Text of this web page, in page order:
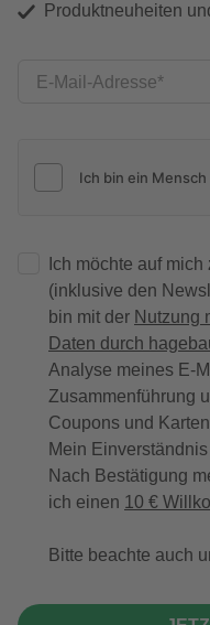
Produktneuheiten
E-Mail-Adresse
Ich möchte auf mich
(inklusive den
bin mit der Nutzung
Daten durch
Analyse meines E-
Zusammenführung
Coupons und
Mein
Nach Bestätigung
ich einen 10 €
Bitte beachte auch